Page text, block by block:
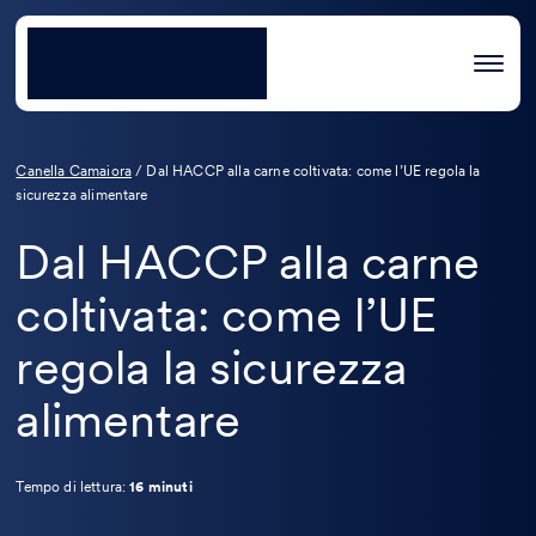
Canella Camaiora / Dal HACCP alla carne coltivata: come l’UE regola la
sicurezza alimentare
Dal HACCP alla carne
coltivata: come l’UE
regola la sicurezza
alimentare
Tempo di lettura:16 minuti